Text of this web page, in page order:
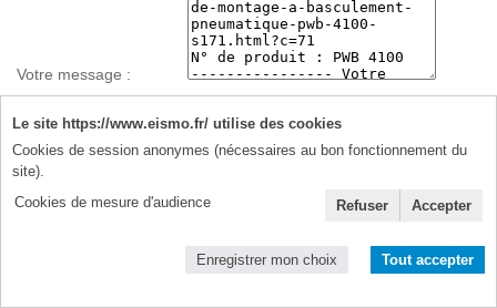
Votre message :
Données personnelles :
J'accepte de recevoir à cette adresse des informations et des
offres promotionnelles ponctuelles uniquement de votre part (je
J'accepte la politique de protection des données personnelles
Le site https://www.eismo.fr/ utilise des cookies
Cookies de session anonymes (nécessaires au bon fonctionnement du
site).
Cookies de mesure d'audience
Refuser Accepter
Enregistrer mon choix Tout accepter